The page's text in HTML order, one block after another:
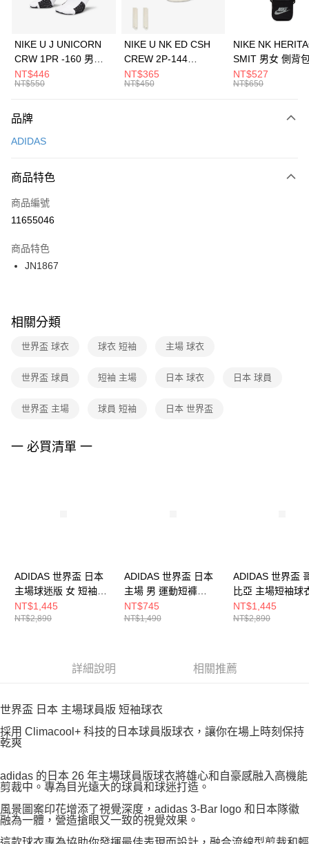
上海商業儲蓄銀行
元大商業銀行
台灣樂天信用卡公司
Apple Pay
全盈+PAY
AFTEE先享後付
【關於「AFTEE先享後付」】
便利好安心！
３．安心：先確認商品／服務後，再付款。
【「AFTEE先享後付」結帳流程】
１．於結帳方式選擇「AFTEE先享後付」後，將跳轉至「AFTEE先享後付」
２．訂單成立數日內，您將收到繳費通知簡訊。
３．收到繳費通知簡訊後14天內，點擊此簡訊中的連結，可透過四大超商／
ATM／網路銀行／等多元方式進行付款，方視為交易完成。
※ 交易是否成功請以「AFTEE先享後付 」之結帳頁面顯示為準，若有關於
是否繳費成功／繳費後需取消欲退款等相關疑問，請聯繫「AFTEE先享後付
客戶支援中心」
https://netprotections.freshdesk.com/support/home
１．透過由恩沛科技股份有限公司提供之「AFTEE先享後付」服務完成之交
權轉讓予恩沛科技股份有限公司。
３．未成年的使用者請事先徵得法定代理人或監護人之同意方可使用
「AFTEE先享後付」，若未經同意申辦者引起之損失，本公司不負相關責
運送方式
每筆NT$100，滿NT$1,500(含以上)免運費
宅配
每筆NT$100，滿NT$1,500(含以上)免運費
付款後門市自取
每筆NT$100，滿NT$1,500(含以上)免運費
NIKE U J UNICORN
CRW 1PR -160 男女
中統襪 FZ3393100
NT$446
NT$550
NIKE U NK ED CSH
CREW 2P-144
EMBRDY 男女 短統襪
FZ3073133
NT$365
NT$450
NIKE NK
SMIT 男女 側背
BA5871010
NT$527
NT$650
品牌
ADIDAS
商品特色
商品編號
11655046
商品特色
JN1867
相關分類
世界盃 球衣 球衣 短袖 主場 球衣
世界盃 球員 短袖 主場 日本 球衣 日本 球員
世界盃 主場 球員 短袖 日本 世界盃
一 必買清單 一
ADIDAS 世界盃 日本
主場球迷版 女 短袖球
衣 JZ9684
NT$1,445
NT$2,890
ADIDAS 世界盃 日本
主場 男 運動短褲
JN1868
NT$745
NT$1,490
ADIDAS 世界盃
比亞 主場短袖球
JL6972
NT$1,445
NT$2,890
詳細說明 相關推薦
世界盃 日本 主場球員版 短袖球衣
採用 Climacool+ 科技的日本球員版球衣，讓你在場上時刻保持
乾爽
adidas 的日本 26 年主場球員版球衣將雄心和自豪感融入高機能
剪裁中。專為目光遠大的球員和球迷打造。
風景圖案印花增添了視覺深度，adidas 3-Bar logo 和日本隊徽
融為一體，營造搶眼又一致的視覺效果。